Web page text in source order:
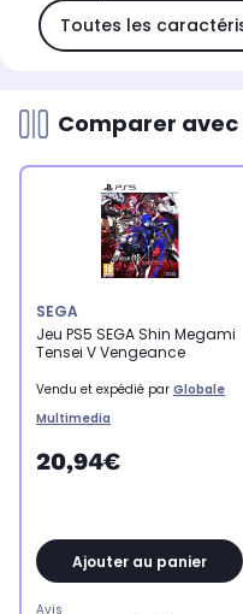
Toutes les
Comparer
SEGA
Jeu PS5 SEGA Shin Megami
Tensei V Vengeance
Vendu et expédié par Globale
Multimedia
20,94€
Ajouter au panier
Avis